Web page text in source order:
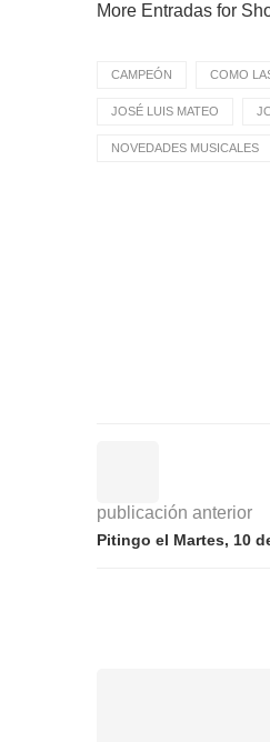
More Entradas for
CAMPEÓN COMO
JOSÉ LUIS MATEO
NOVEDADES MUSICALES
publicación anterior
Pitingo el Martes, 10